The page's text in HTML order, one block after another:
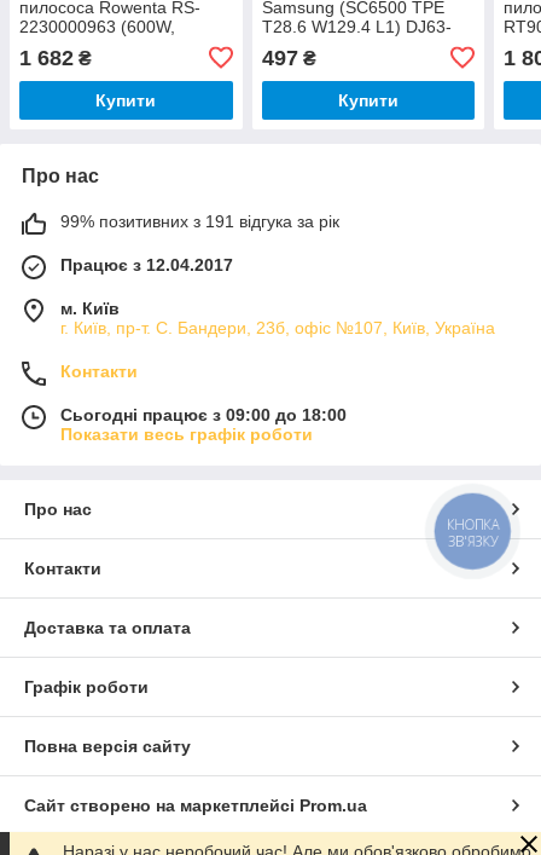
пилососа Rowenta RS-
2230000963 (600W,
H=26/108mm)
1 682 ₴
Купити
Samsung (SC6500 TPE
T28.6 W129.4 L1) DJ63-
497₴
Купити
1
Про нас
99% позитивних з 191 відгука за рік
Працює з 12.04.2017
м. Київ
г. Київ, пр-т. С. Бандери, 23б, офіс №107, Київ, Україна
Контакти
Сьогодні працює з 09:00 до 18:00
Показати весь графік роботи
Про нас
Контакти
Доставка та оплата
Графік роботи
Повна версія сайту
Сайт створено на маркетплейсі Prom.ua
КНОПКА
ЗВ'ЯЗКУ